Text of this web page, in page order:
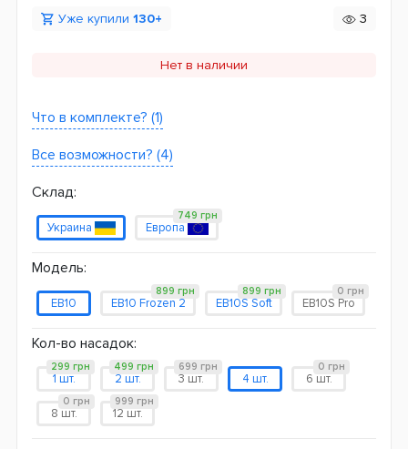
Уже купили 130+ 3
Нет в наличии
Что в комплекте? (1)
Все возможности? (4)
Склад:
Украина Европа
749 грн
Модель:
EB10 EB10 Frozen 2
899 грн
EB10S Soft
899 грн
EB10S Pro
0 грн
Кол-во насадок:
1 шт.
299 грн
2 шт.
499 грн
3 шт.
699 грн
4 шт. 6 шт.
0 грн
8 шт.
0 грн
12 шт.
999 грн